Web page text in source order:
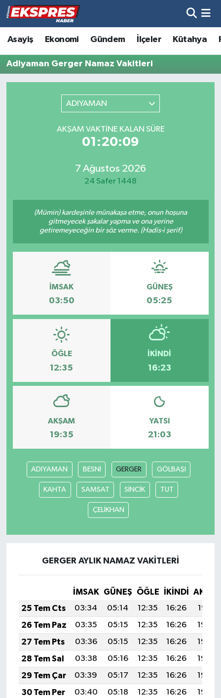
Asayiş Ekonomi Gündem İlçeler Kütahya
Adiyaman Gerger Namaz Vakitleri
ADIYAMAN
AKŞAM VAKTINE KALAN SÜRE
01:20:09
7 Ağustos 2026
24 Safer 1448
(Mümin) kardeşinle münakaşa etme, onun hoşuna
gitmeyecek şakalar yapma ve ona yerine
getiremeyeceğin bir söz verme. (Hadis-i şerif)
İMSAK
03:50
GÜNEŞ
05:25
ÖĞLE
12:35
İKINDI
16:23
AKŞAM
19:35
YATSI
21:03
ADIYAMAN BESNİ GERGER GÖLBAŞI
KAHTA SAMSAT SİNCİK TUT
ÇELİKHAN
GERGER AYLIK NAMAZ VAKITLERI
İMSAK GÜNEŞ ÖĞLE İKINDI
25 Tem Cts
03:34 05:14 12:35 16:26
19:47
26 Tem Paz
03:35 05:15 12:35 16:26
19:46
27 Tem Pts
03:36 05:15 12:35 16:26
19:46
28 Tem Sal
03:38 05:16 12:35 16:26
19:45
29 Tem Çar
03:39 05:17 12:35 16:26
19:44
30 Tem Per
03:40 05:18 12:35 16:26
19:43
Altıntaş
Asayiş
Biyografiler
Çavdarhisar
Dumlupınar
Ekonomi
Emet
Foto Galeri
Gediz
İlçeler
Köşe Yazıları
Pazarlar
Politika
Resmi İlan
Rüya Tabirleri
Hava Durumu
Trafik Durumu
Tüm Manşetler
Son Dakika Haberleri